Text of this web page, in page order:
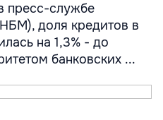
службе
доля кредитов в
на 1,3% - до
банковских ...